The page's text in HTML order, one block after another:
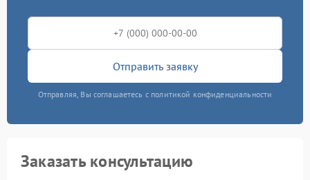
Отправить заявку
Отправляя, Вы соглашаетесь с политикой конфиденциальности
Заказать консультацию